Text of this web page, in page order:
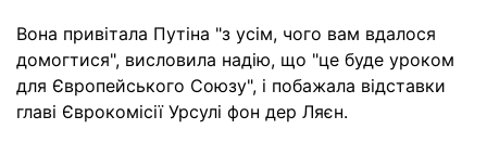
Вона привітала Путіна "з усім, чого вам вдалося
домогтися", висловила надію, що "це буде уроком
для Європейського Союзу", і побажала відставки
главі Єврокомісії Урсулі фон дер Ляєн.